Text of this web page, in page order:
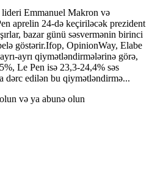
lideri Emmanuel Makron və
aprelin 24-də keçiriləcək prezident
bazar günü səsvermənin birinci
göstərir.Ifop, OpinionWay, Elabe
ayrı qiymətləndirmələrinə görə,
Le Pen isə 23,3-24,4% səs
dərc edilən bu qiymətləndirmə...
və ya abunə olun